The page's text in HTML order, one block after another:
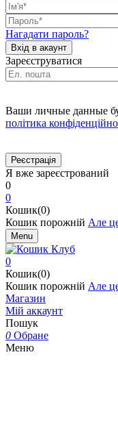
Нагадати пароль?
Зареєструватися
Ваши личные данные
політика
Я вже зареєстрований
0
0
Кошик(0)
Кошик порожній Але
Menu
0
Кошик(0)
Кошик порожній Але
Магазин
Мій аккаунт
Пошук
0 Обране
Меню